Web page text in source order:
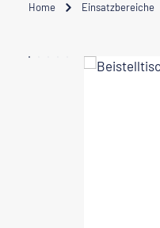
Home Einsatzbereiche
Bildergalerie